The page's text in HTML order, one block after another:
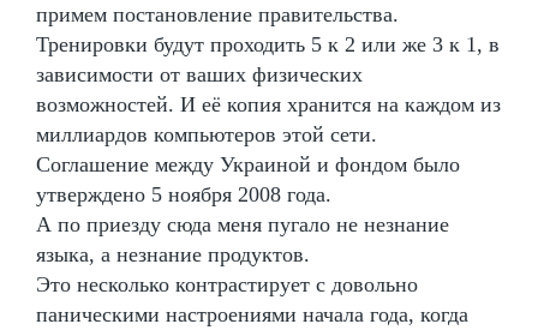
примем постановление правительства.
Тренировки будут проходить 5 к 2 или же 3 к 1, в
зависимости от ваших физических
возможностей. И её копия хранится на каждом из
миллиардов компьютеров этой сети.
Соглашение между Украиной и фондом было
утверждено 5 ноября 2008 года.
А по приезду сюда меня пугало не незнание
языка, а незнание продуктов.
Это несколько контрастирует с довольно
паническими настроениями начала года, когда